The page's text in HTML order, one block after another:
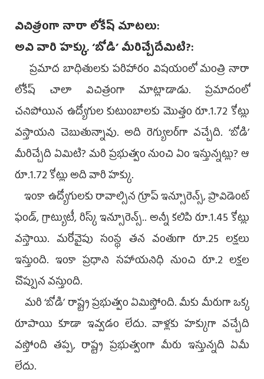
విచిత్రంగా నారా లోకేష్‌ మాటలు:
అవి వారి హక్కు. ‘బోడి’ మీరిచ్చేదేమిటి?:
ప్రమాద బాధితులకు పరిహారం విషయంలో మంత్రి నారా
లోకేష్‌ చాలా విచిత్రంగా మాట్లాడాడు. ప్రమాదంలో
చనిపోయిన ఉద్యోగుల కుటుంబాలకు మొత్తం రూ.1.72 కోట్లు
వస్తాయని చెబుతున్నావు. అది రెగ్యులర్‌గా వచ్చేది. ‘బోడి’
మీరిచ్చేది ఏమిటి? మరి ప్రభుత్వం నుంచి ఏం ఇస్తున్నట్లు? ఆ
రూ.1.72 కోట్లు అది వారి హక్కు.
ఇంకా ఉద్యోగులకు రావాల్సిన గ్రూప్‌ ఇన్సూరెన్స్, ప్రావిడెంట్‌
ఫండ్, గ్రాట్యుటీ, రిస్క్‌ ఇన్సూరెన్స్‌.. అన్నీ కలిపి రూ.1.45 కోట్లు
వస్తాయి. మరోవైపు సంస్థ తన వంతుగా రూ.25 లక్షలు
ఇస్తుంది. ఇంకా ప్రధాని సహాయనిధి నుంచి రూ.2 లక్షల
చొప్పున వస్తుంది.
మరి ‘బోడి’ రాష్ట్ర ప్రభుత్వం ఏమిస్తోంది. మీకు మీరుగా ఒక్క
రూపాయి కూడా ఇవ్వడం లేదు. వాళ్లకు హక్కుగా వచ్చేది
వస్తోంది తప్ప, రాష్ట్ర ప్రభుత్వంగా మీరు ఇస్తున్నది ఏమీ
లేదు.